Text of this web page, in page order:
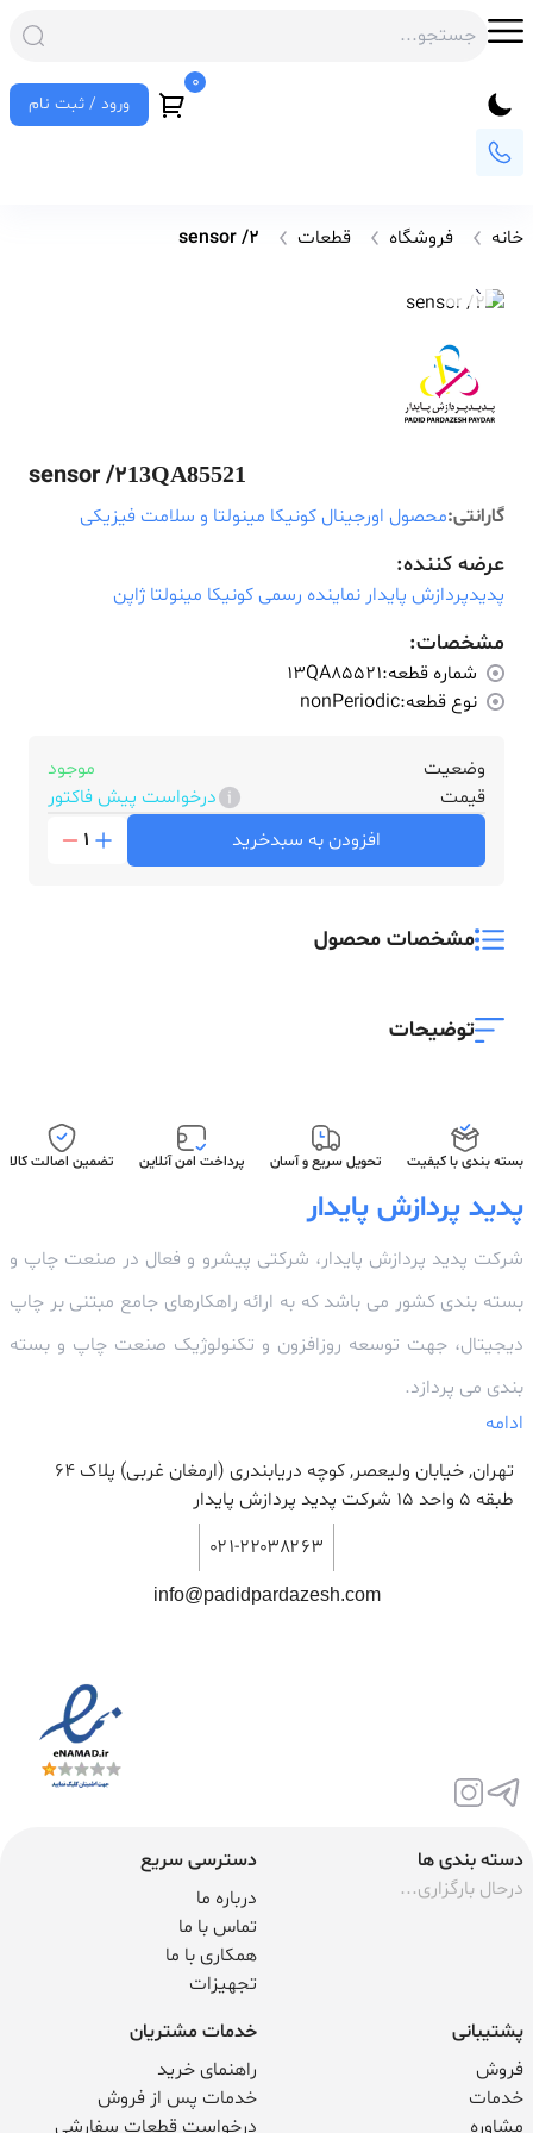
0
ورود / ثبت نام
خانه فروشگاه قطعات sensor /2
sensor /213QA85521
گارانتی:محصول اورجینال کونیکا مینولتا و سلامت فیزیکی
عرضه کننده:
پدیدپردازش پایدار نماینده رسمی کونیکا مینولتا ژاپن
مشخصات:
شماره قطعه:13QA85521
نوع قطعه:nonPeriodic
وضعیت
موجود
قیمت
درخواست پیش فاکتور
افزودن به سبدخرید
1
مشخصات محصول
توضیحات
بسته بندی با کیفیت تحویل سریع و آسان پرداخت امن آنلاین تضمین اصالت کالا
پدید پردازش پایدار
شرکت پدید پردازش پایدار، شرکتی پیشرو و فعال در صنعت چاپ و
بسته بندی کشور می باشد که به ارائه راهکارهای جامع مبتنی بر چاپ
دیجیتال، جهت توسعه روزافزون و تکنولوژیک صنعت چاپ و بسته
بندی می پردازد.
ادامه
تهران, خیابان ولیعصر, کوچه دریابندری (ارمغان غربی) پلاک 64
طبقه ۵ واحد ۱۵ شرکت پدید پردازش پایدار
۰۲۱-۲۲۰۳۸۲۶۳
info@padidpardazesh.com
دسته بندی ها
درحال بارگزاری...
دسترسی سریع
درباره ما
تماس با ما
همکاری با ما
تجهیزات
پشتیبانی
فروش
خدمات
مشاوره
خدمات مشتریان
راهنمای خرید
خدمات پس از فروش
درخواست قطعات سفارشی